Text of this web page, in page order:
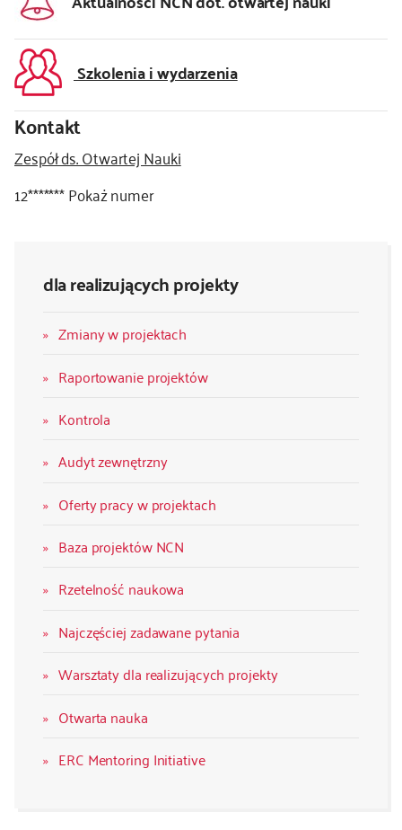
dla realizujących projekty
Zmiany w projektach
Raportowanie projektów
Kontrola
Audyt zewnętrzny
Oferty pracy w projektach
Baza projektów NCN
Rzetelność naukowa
Najczęściej zadawane pytania
Warsztaty dla realizujących projekty
Otwarta nauka
ERC Mentoring Initiative
Szkolenia i wydarzenia
Kontakt
Zespół ds. Otwartej Nauki
12*******Pokaż numer